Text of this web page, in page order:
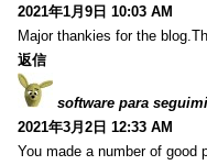
2021年1月9日 10:03 AM
Major thankies for the
返信
software para
2021年3月2日 12:33 AM
You made a number of good